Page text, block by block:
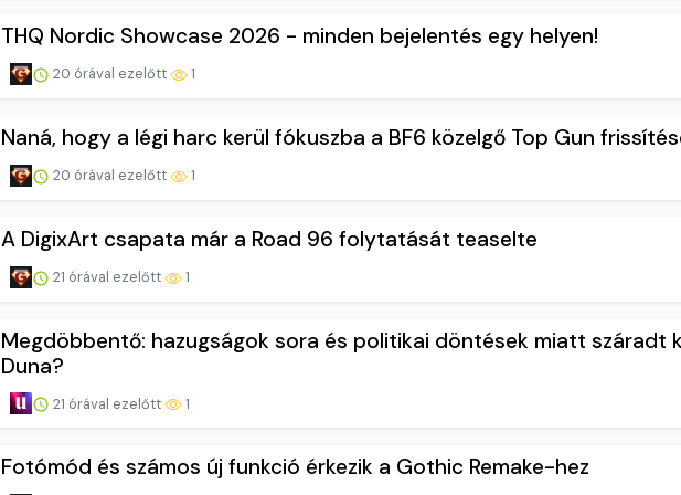
THQ Nordic Showcase 2026 - minden bejelentés egy helyen!
20 órával ezelőtt 1
Naná, hogy a légi harc kerül fókuszba a BF6 közelgő Top Gun
20 órával ezelőtt 1
A DigixArt csapata már a Road 96 folytatását teaselte
21 órával ezelőtt 1
Megdöbbentő: hazugságok sora és politikai döntések miatt száradt
Duna?
21 órával ezelőtt 1
Fotómód és számos új funkció érkezik a Gothic Remake-hez